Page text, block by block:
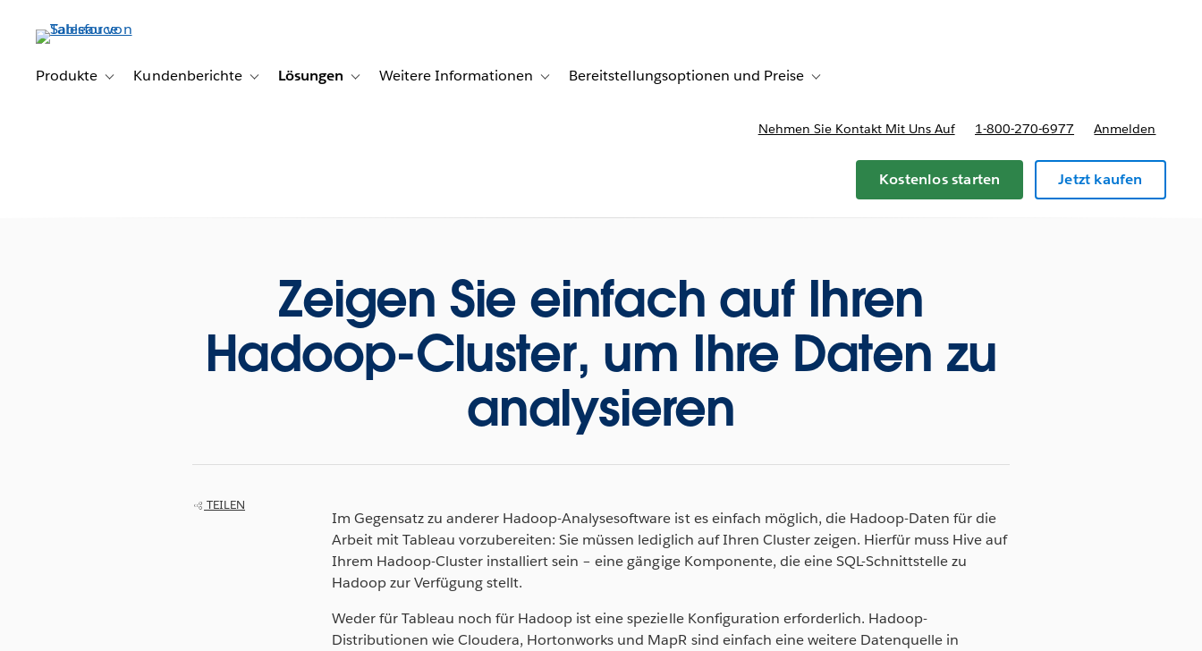
Produkte
Toggle sub-navigation for Produkte
Kundenberichte Toggle sub-navigation for Kundenberichte
Lösungen Toggle sub-navigation for Lösungen
Weitere Informationen Toggle sub-navigation for Weitere Informationen
Bereitstellungsoptionen und Preise Toggle sub-navigation for Bereitstellungsoptionen und Preise
Nehmen Sie Kontakt Mit Uns Auf 1-800-270-6977 Anmelden
Kostenlos starten Jetzt kaufen
Zeigen Sie einfach auf Ihren
Hadoop-Cluster, um Ihre Daten zu
analysieren
TEILEN
Im Gegensatz zu anderer Hadoop-Analysesoftware ist es einfach möglich, die Hadoop-Daten für die
Arbeit mit Tableau vorzubereiten: Sie müssen lediglich auf Ihren Cluster zeigen. Hierfür muss Hive auf
Ihrem Hadoop-Cluster installiert sein – eine gängige Komponente, die eine SQL-Schnittstelle zu
Hadoop zur Verfügung stellt.
Weder für Tableau noch für Hadoop ist eine spezielle Konfiguration erforderlich. Hadoop-
Distributionen wie Cloudera, Hortonworks und MapR sind einfach eine weitere Datenquelle in